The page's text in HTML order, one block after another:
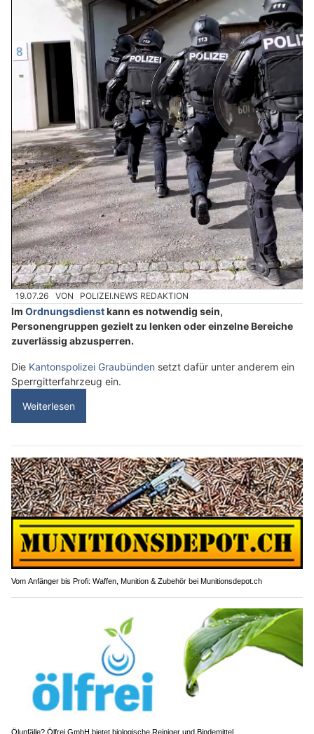
19.07.26 VON POLIZEI.NEWS REDAKTION
Im Ordnungsdienstkann es notwendig sein,
Personengruppen gezielt zu lenken oder einzelne Bereiche
zuverlässig abzusperren.
Die Kantonspolizei Graubünden setzt dafür unter anderem ein
Sperrgitterfahrzeug ein.
Weiterlesen
Vom Anfänger bis Profi: Waffen, Munition & Zubehör bei Munitionsdepot.ch
Ölunfälle? Ölfrei GmbH bietet biologische Reiniger und Bindemittel